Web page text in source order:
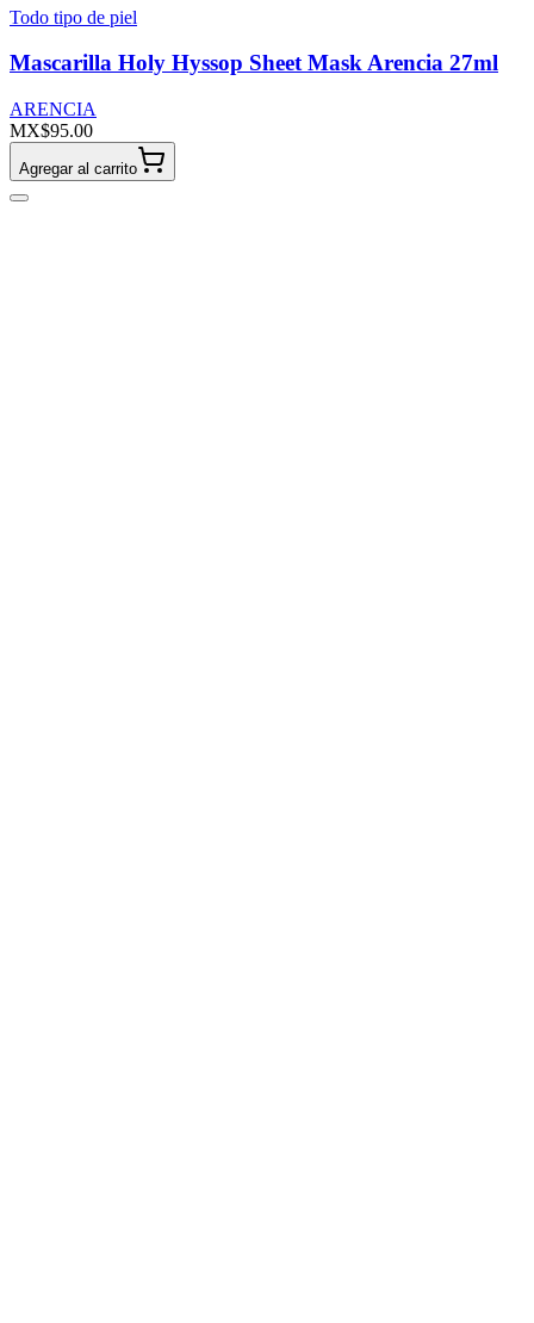
Todo tipo de piel
Mascarilla Holy Hyssop Sheet Mask Arencia 27ml
ARENCIA
MX$95.00
Agregar al carrito